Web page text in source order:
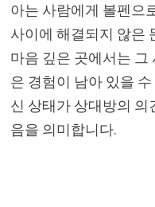
아는 사람에게 볼펜으
사이에 해결되지 않은
마음 깊은 곳에서는
은 경험이 남아 있을
신 상태가 상대방의 의
음을 의미합니다.